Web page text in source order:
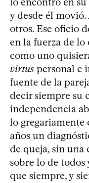
y desde él
otros. Ese oficio
en la fuerza de lo
como uno
virtus personal e
fuente de la
decir siempre su
independencia
lo gregariamente
años un
de queja, sin una
sobre lo de
que siempre, y